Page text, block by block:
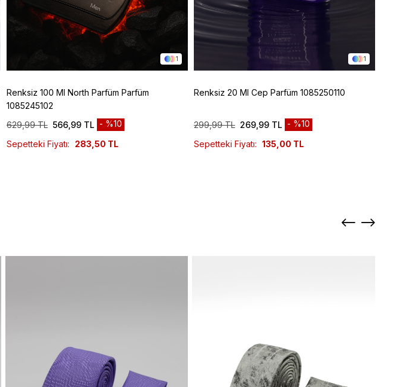
1
Renksiz 100 Ml North Parfüm Parfüm
1085245102
629,99 TL 566,99 TL
%10
Sepetteki Fiyatı:
283,50 TL
1
Renksiz 20 Ml Cep Parfüm 1085250110
299,99 TL 269,99 TL
%10
Sepetteki Fiyatı: 135,00 TL